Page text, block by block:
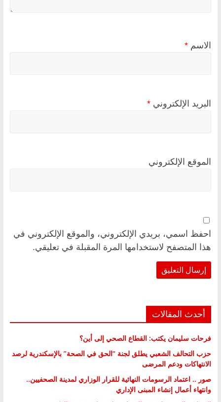
الاسم *
البريد الإلكتروني *
الموقع الإلكتروني
احفظ اسمي، بريدي الإلكتروني، والموقع الإلكتروني في
هذا المتصفح لاستخدامها المرة المقبلة في تعليقي.
أحدث المقالات
فرحات سليمان يكتب: القطاع الصحي إلى أين؟
حزب التحالف الشعبي يطلق لجنة “الحق في الصحة” بالإسكندرية لرصد
الانتهاكات ودعم المرضى
صور .. اعتماد الرسومات النهائية للقرار الوزاري لمدينة الصحفيين..
وانتهاء أعمال إنشاء المبنى الإداري